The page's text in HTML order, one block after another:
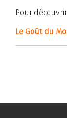
Pour
Le Goût du